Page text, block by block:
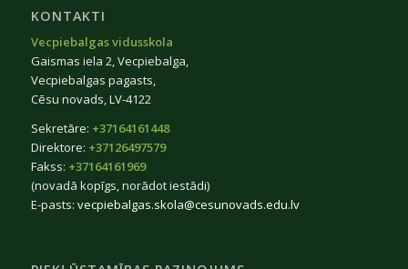
KONTAKTI
Vecpiebalgas vidusskola
Gaismas iela 2, Vecpiebalga,
Vecpiebalgas pagasts,
Cēsu novads, LV-4122
Sekretāre: +37164161448
Direktore: +37126497579
Fakss: +37164161969
(novadā kopīgs, norādot iestādi)
E-pasts: vecpiebalgas.skola@cesunovads.edu.lv